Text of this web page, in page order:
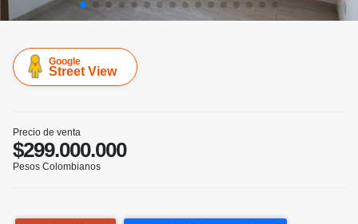
Google
Street View
Precio de venta
$299.000.000
Pesos Colombianos